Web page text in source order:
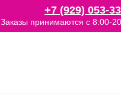
Заказы принимаются с 8:00-
+7 (929) 053-